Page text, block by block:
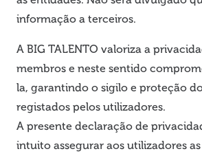
informação a terceiros.
A BIG TALENTO valoriza a
membros e neste sentido
la, garantindo o sigilo e proteção
registados pelos utilizadores.
A presente declaração de
intuito assegurar aos utilizadores